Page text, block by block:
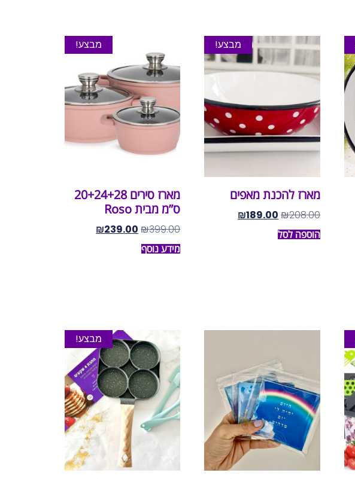
מבצע!
מארז להכנת מאפים
₪208.00
₪189.00
הוספה לסל
מבצע!
מארז סירים 20+24+28
ס”מ מבית Roso
₪399.00
₪239.00
מידע נוסף
מבצע!